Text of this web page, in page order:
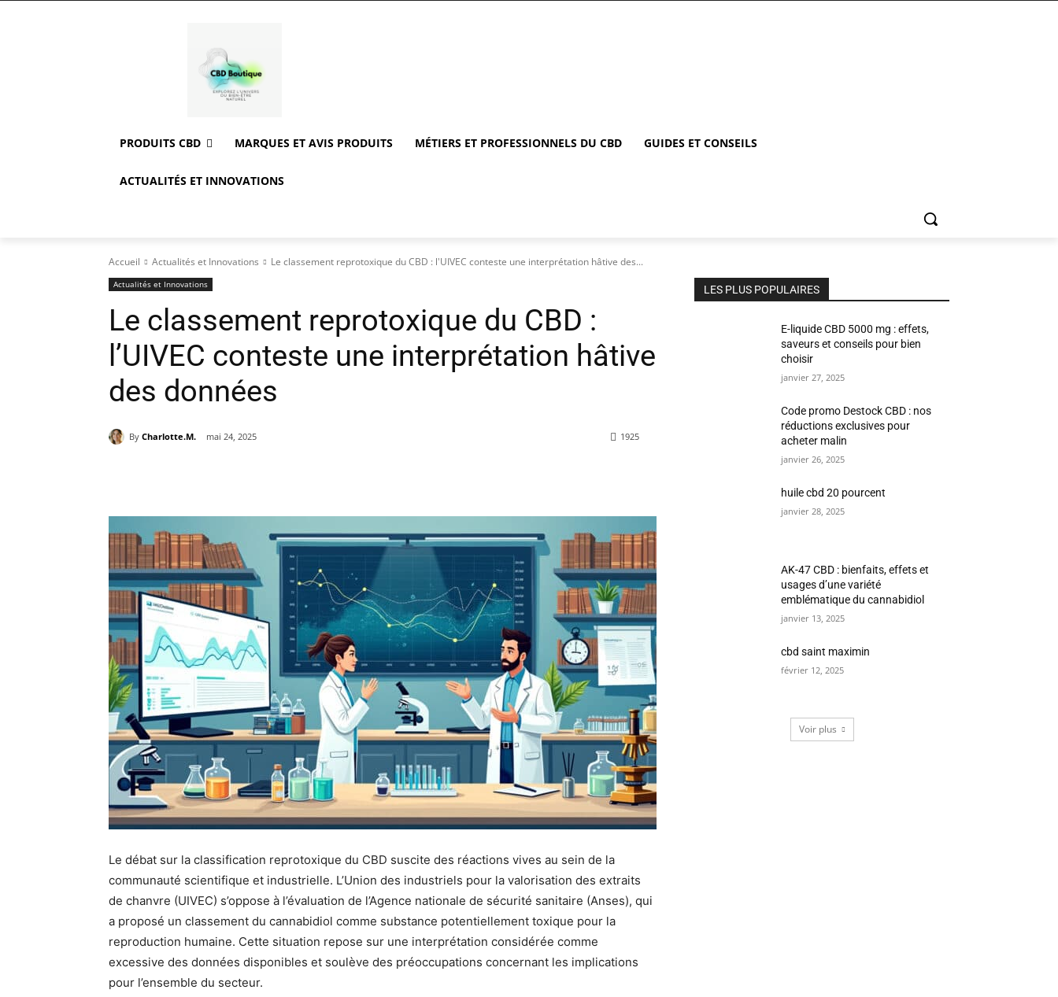
PRODUITS CBD MARQUES ET AVIS PRODUITS MÉTIERS ET PROFESSIONNELS DU CBD GUIDES ET CONSEILS
ACTUALITÉS ET INNOVATIONS
Accueil Actualités et Innovations Le classement reprotoxique du CBD : l'UIVEC conteste une interprétation hâtive des...
Actualités et Innovations
Le classement reprotoxique du CBD :
l’UIVEC conteste une interprétation hâtive
des données
By Charlotte.M. mai 24, 2025 1925
Le débat sur la classification reprotoxique du CBD suscite des réactions vives au sein de la
communauté scientifique et industrielle. L’Union des industriels pour la valorisation des extraits
de chanvre (UIVEC) s’oppose à l’évaluation de l’Agence nationale de sécurité sanitaire (Anses), qui
a proposé un classement du cannabidiol comme substance potentiellement toxique pour la
reproduction humaine. Cette situation repose sur une interprétation considérée comme
excessive des données disponibles et soulève des préoccupations concernant les implications
pour l’ensemble du secteur.
LES PLUS POPULAIRES
E-liquide CBD 5000 mg : effets,
saveurs et conseils pour bien
choisir
janvier 27, 2025
Code promo Destock CBD : nos
réductions exclusives pour
acheter malin
janvier 26, 2025
huile cbd 20 pourcent
janvier 28, 2025
AK-47 CBD : bienfaits, effets et
usages d’une variété
emblématique du cannabidiol
janvier 13, 2025
cbd saint maximin
février 12, 2025
Voir plus